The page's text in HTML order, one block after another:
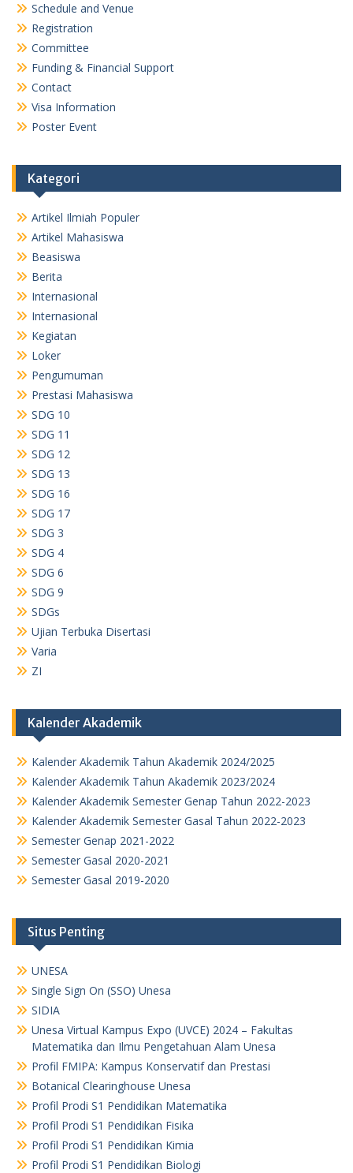
Schedule and Venue
Registration
Committee
Funding & Financial Support
Contact
Visa Information
Poster Event
Kategori
Artikel Ilmiah Populer
Artikel Mahasiswa
Beasiswa
Berita
Internasional
Internasional
Kegiatan
Loker
Pengumuman
Prestasi Mahasiswa
SDG 10
SDG 11
SDG 12
SDG 13
SDG 16
SDG 17
SDG 3
SDG 4
SDG 6
SDG 9
SDGs
Ujian Terbuka Disertasi
Varia
ZI
Kalender Akademik
Kalender Akademik Tahun Akademik 2024/2025
Kalender Akademik Tahun Akademik 2023/2024
Kalender Akademik Semester Genap Tahun 2022-2023
Kalender Akademik Semester Gasal Tahun 2022-2023
Semester Genap 2021-2022
Semester Gasal 2020-2021
Semester Gasal 2019-2020
Situs Penting
UNESA
Single Sign On (SSO) Unesa
SIDIA
Unesa Virtual Kampus Expo (UVCE) 2024 – Fakultas
Matematika dan Ilmu Pengetahuan Alam Unesa
Profil FMIPA: Kampus Konservatif dan Prestasi
Botanical Clearinghouse Unesa
Profil Prodi S1 Pendidikan Matematika
Profil Prodi S1 Pendidikan Fisika
Profil Prodi S1 Pendidikan Kimia
Profil Prodi S1 Pendidikan Biologi